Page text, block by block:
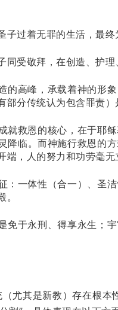
子过着无罪的生活，最
同受敬拜，在创造、护理
的高峰，承载着神的形
分传统认为包含罪责）
就救恩的核心，在于耶
降临。而神施行救恩的
，人的努力和功劳毫无
：一体性（合一）、圣
免于永刑、得享永生；
尤其是新教）存在根